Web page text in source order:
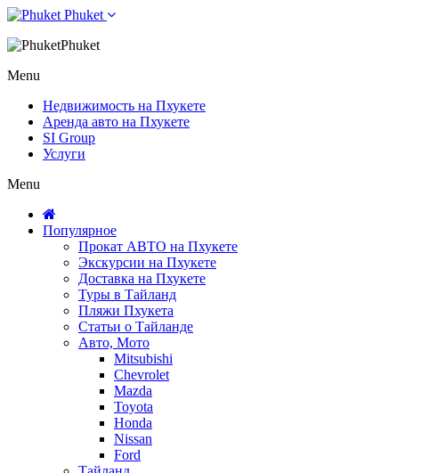
Phuket
Phuket
Menu
Недвижимость на Пхукете
Аренда авто на Пхукете
SI Group
Услуги
Menu
Популярное
Прокат АВТО на Пхукете
Экскурсии на Пхукете
Доставка на Пхукете
Туры в Тайланд
Пляжи Пхукета
Статьи о Тайланде
Авто, Мото
Mitsubishi
Chevrolet
Mazda
Toyota
Honda
Nissan
Ford